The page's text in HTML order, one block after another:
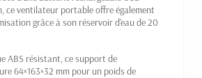
ce ventilateur portable offre également
grâce à son réservoir d'eau de 20
ABS résistant, ce support de
64×163×32 mm pour un poids de